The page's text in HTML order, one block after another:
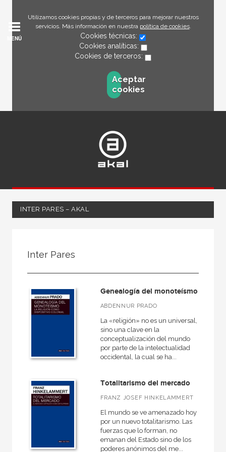
Utilizamos cookies propias y de terceros para mejorar nuestros
servicios. Más información en nuestra política de cookies.
Cookies técnicas:
Cookies analíticas:
Cookies de terceros:
Aceptar
cookies
MENÚ
INTER PARES – AKAL
Infantil y juvenil
Filosofía
Historia
Religión
NUESTRAS COLECCIONES
Inter Pares
Genealogía del monoteísmo
ABDENNUR PRADO
La «religión» no es un universal,
sino una clave en la
conceptualización del mundo
por parte de la intelectualidad
occidental, la cual se ha...
Totalitarismo del mercado
FRANZ JOSEF HINKELAMMERT
El mundo se ve amenazado hoy
por un nuevo totalitarismo. Las
fuerzas que lo forman, no
emanan del Estado sino de los
poderes anónimos del me...